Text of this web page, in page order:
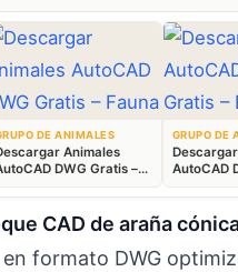
DE ANIMALES
Animales
DWG Gratis –
2D CAD
GRUPO DE
AutoCAD
Bloques
CAD de araña
en formato DWG